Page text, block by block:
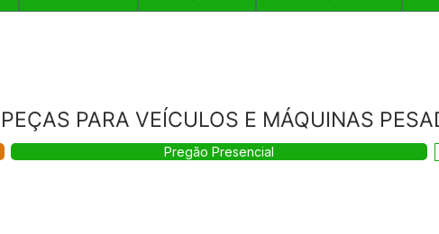
PARA VEÍCULOS E MÁQUINAS
Pregão Presencial